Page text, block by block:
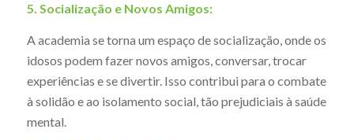
5. Socialização e Novos Amigos:
A academia se torna um espaço de socialização, onde os
idosos podem fazer novos amigos, conversar, trocar
experiências e se divertir. Isso contribui para o combate
à solidão e ao isolamento social, tão prejudiciais à saúde
mental.